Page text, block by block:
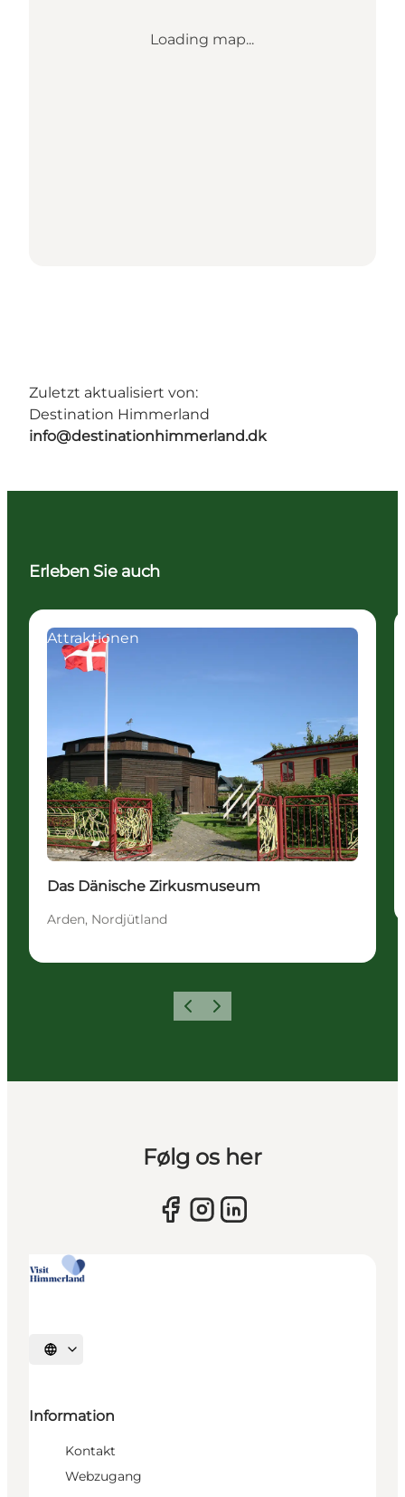
Loading map...
Zuletzt aktualisiert von:
Destination Himmerland
info@destinationhimmerland.dk
Erleben Sie auch
Attraktionen
Das Dänische Zirkusmuseum
Arden, Nordjütland
Vorherige Folie
Nächste Folie
Følg os her
Sprache auswählen
Information
Kontakt
Webzugang